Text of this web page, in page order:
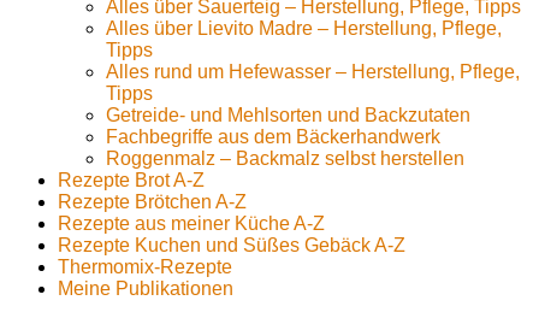
Alles über Sauerteig – Herstellung, Pflege, Tipps
Alles über Lievito Madre – Herstellung, Pflege,
Tipps
Alles rund um Hefewasser – Herstellung, Pflege,
Tipps
Getreide- und Mehlsorten und Backzutaten
Fachbegriffe aus dem Bäckerhandwerk
Roggenmalz – Backmalz selbst herstellen
Rezepte Brot A-Z
Rezepte Brötchen A-Z
Rezepte aus meiner Küche A-Z
Rezepte Kuchen und Süßes Gebäck A-Z
Thermomix-Rezepte
Meine Publikationen